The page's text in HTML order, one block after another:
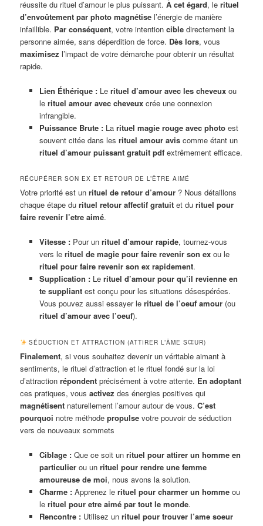
réussite du rituel d’amour le plus puissant.À cet égard, lerituel
d’envoûtement par photo magnétise l’énergie de manière
infaillible. Par conséquent, votre intentioncible directement la
personne aimée, sans déperdition de force. Dès lors, vous
maximisez l’impact de votre démarche pour obtenir un résultat
rapide.
Lien Éthérique :Le rituel d’amour avec les cheveuxou
le rituel amour avec cheveuxcrée une connexion
infrangible.
Puissance Brute :La rituel magie rouge avec photoest
souvent citée dans les rituel amour aviscomme étant un
rituel d’amour puissant gratuit pdfextrêmement efficace.
RÉCUPÉRER SON EX ET RETOUR DE L’ÊTRE AIMÉ
Votre priorité est unrituel de retour d’amour ? Nous détaillons
chaque étape durituel retour affectif gratuit et durituel pour
faire revenir l’etre aimé.
Vitesse :Pour un rituel d’amour rapide, tournez-vous
vers le rituel de magie pour faire revenir son exou le
rituel pour faire revenir son ex rapidement.
Supplication :Le rituel d’amour pour qu’il revienne en
te suppliantest conçu pour les situations désespérées.
Vous pouvez aussi essayer le rituel de l’oeuf amour(ou
rituel d’amour avec l’oeuf).
SÉDUCTION ET ATTRACTION (ATTIRER L’ÂME SŒUR)
Finalement, si vous souhaitez devenir un véritable aimant à
sentiments, le rituel d’attraction et le rituel fondé sur la loi
d’attractionrépondent précisément à votre attente. En adoptant
ces pratiques, vousactivez des énergies positives qui
magnétisent naturellement l’amour autour de vous.C’est
pourquoi notre méthodepropulse votre pouvoir de séduction
vers de nouveaux sommets
Ciblage :Que ce soit un rituel pour attirer un homme en
particulierou un rituel pour rendre une femme
amoureuse de moi, nous avons la solution.
Charme :Apprenez le rituel pour charmer un hommeou
le rituel pour etre aimé par tout le monde.
Rencontre :Utilisez un rituel pour trouver l’ame soeur